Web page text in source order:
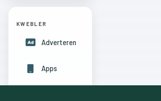
KWEBLER
Adverteren
Apps